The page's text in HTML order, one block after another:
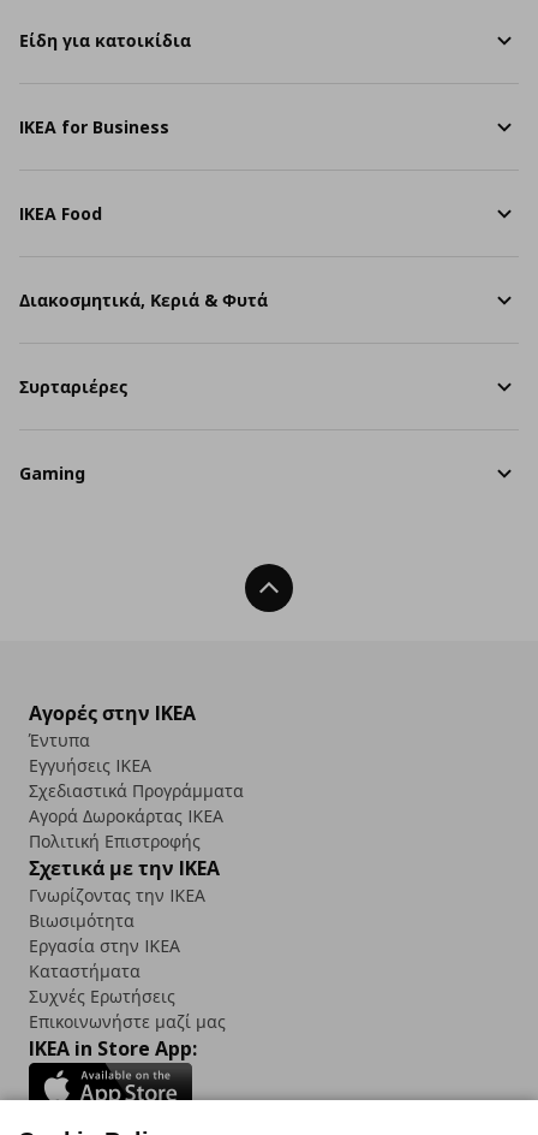
Είδη για κατοικίδια
IKEA for Business
IKEA Food
Διακοσμητικά, Κεριά & Φυτά
Συρταριέρες
Gaming
Back To Top
Αγορές στην IKEA
Έντυπα
Εγγυήσεις IKEA
Σχεδιαστικά Προγράμματα
Αγορά Δωρoκάρτας IKEA
Πολιτική Επιστροφής
Σχετικά με την IKEA
Γνωρίζοντας την IKEA
Βιωσιμότητα
Εργασία στην IKEA
Καταστήματα
Συχνές Ερωτήσεις
Επικοινωνήστε μαζί μας
IKEA in Store App: